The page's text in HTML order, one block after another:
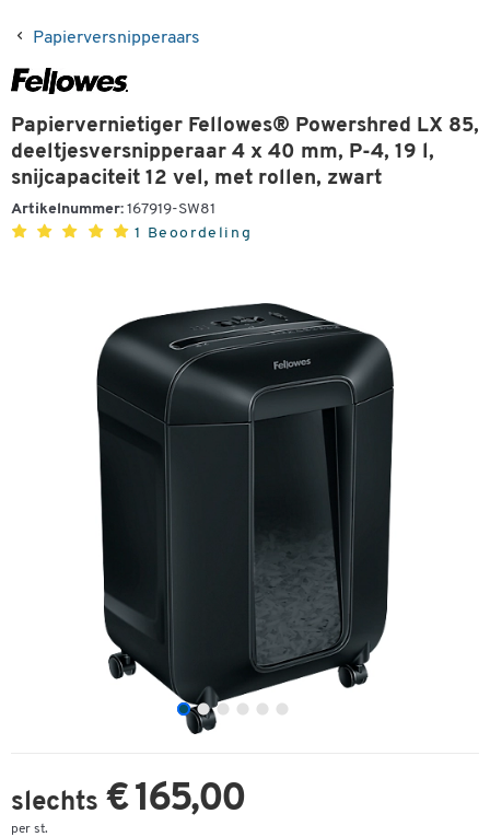
Papierversnipperaars
Papiervernietiger Fellowes® Powershred LX 85,
deeltjesversnipperaar 4 x 40 mm, P-4, 19 l,
snijcapaciteit 12 vel, met rollen, zwart
Artikelnummer: 167919-SW81
1 Beoordeling
slechts € 165,00
per st.